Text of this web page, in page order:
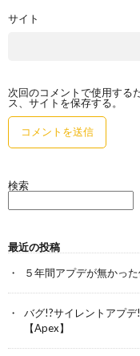
サイト
次回のコメントで使用する
ス、サイトを保存する。
検索
最近の投稿
５年間アプデが無かっ
バグ!?サイレントアプ
【Apex】